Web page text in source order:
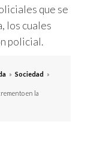
que se
los cuales
policial.
» Sociedad »
en la